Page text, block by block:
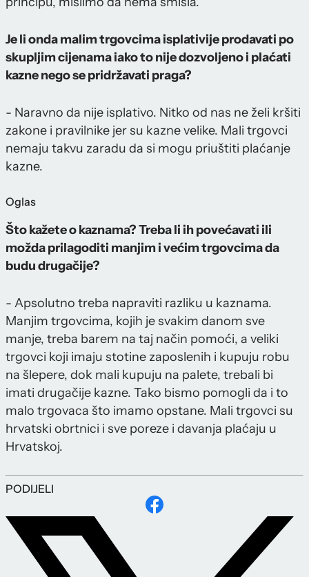
Je li onda malim trgovcima isplativije prodavati po
skupljim cijenama iako to nije dozvoljeno i plaćati
kazne nego se pridržavati praga?
- Naravno da nije isplativo. Nitko od nas ne želi kršiti
zakone i pravilnike jer su kazne velike. Mali trgovci
nemaju takvu zaradu da si mogu priuštiti plaćanje
kazne.
Oglas
Što kažete o kaznama? Treba li ih povećavati ili
možda prilagoditi manjim i većim trgovcima da
budu drugačije?
- Apsolutno treba napraviti razliku u kaznama.
Manjim trgovcima, kojih je svakim danom sve
manje, treba barem na taj način pomoći, a veliki
trgovci koji imaju stotine zaposlenih i kupuju robu
na šlepere, dok mali kupuju na palete, trebali bi
imati drugačije kazne. Tako bismo pomogli da i to
malo trgovaca što imamo opstane. Mali trgovci su
hrvatski obrtnici i sve poreze i davanja plaćaju u
Hrvatskoj.
PODIJELI